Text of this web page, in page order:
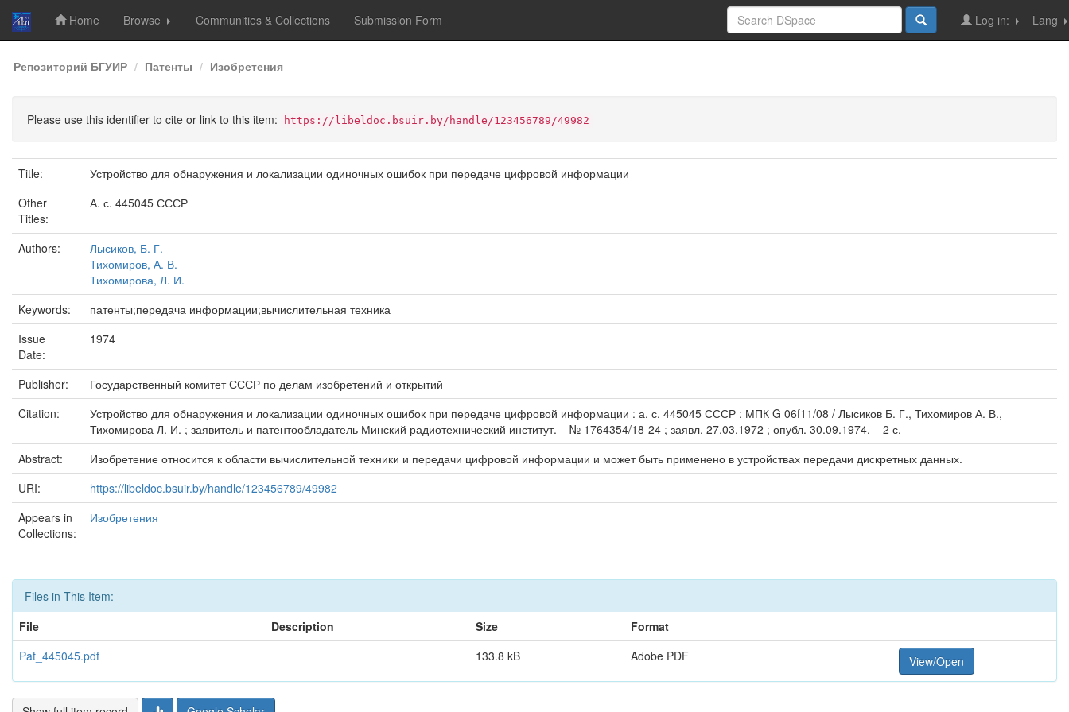
Skip
navigation
Home Browse Communities & Collections Submission Form Lang
Log in:
Репозиторий БГУИР Патенты Изобретения
Please use this identifier to cite or link to this item: https://libeldoc.bsuir.by/handle/123456789/49982
Title:
Устройство для обнаружения и локализации одиночных ошибок при передаче цифровой информации
Other
Titles:
А. с. 445045 СССР
Authors:
Лысиков, Б. Г.
Тихомиров, А. В.
Тихомирова, Л. И.
Keywords:
патенты;передача информации;вычислительная техника
Issue
Date:
1974
Publisher:
Государственный комитет СССР по делам изобретений и открытий
Citation:
Устройство для обнаружения и локализации одиночных ошибок при передаче цифровой информации : а. с. 445045 СССР : МПК G 06f11/08 / Лысиков Б. Г., Тихомиров А. В.,
Тихомирова Л. И. ; заявитель и патентообладатель Минский радиотехнический институт. – № 1764354/18-24 ; заявл. 27.03.1972 ; опубл. 30.09.1974. – 2 с.
Abstract:
Изобретение относится к области вычислительной техники и передачи цифровой информации и может быть применено в устройствах передачи дискретных данных.
URI:
https://libeldoc.bsuir.by/handle/123456789/49982
Appears in
Collections:
Изобретения
Files in This Item:
File
Description Size
Format
Pat_445045.pdf
133.8 kB Adobe PDF View/Open